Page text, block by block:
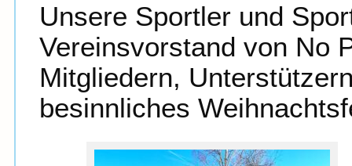
Unsere Sportler und
Vereinsvorstand von No
Mitgliedern,
besinnliches